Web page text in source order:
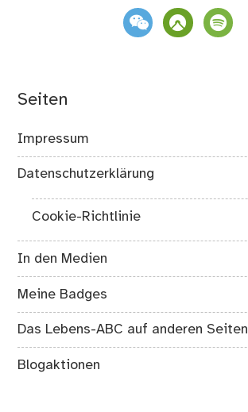
weixin komootspotify
Seiten
Impressum
Datenschutzerklärung
Cookie-Richtlinie
In den Medien
Meine Badges
Das Lebens-ABC auf anderen Seiten
Blogaktionen